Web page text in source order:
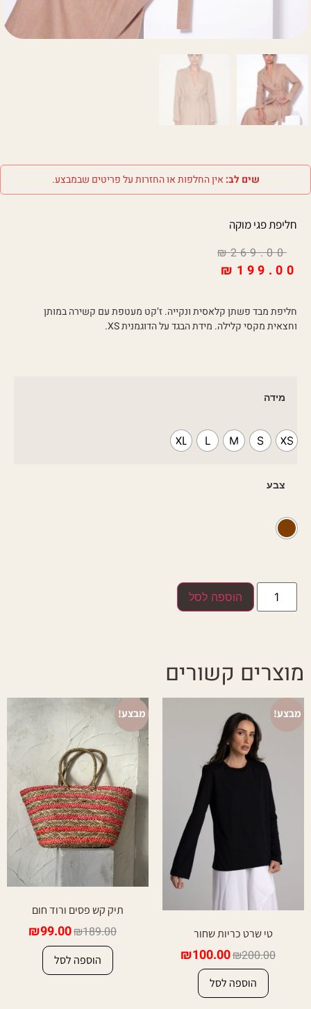
שים לב: אין החלפות או החזרות על פריטים שבמבצע.
חליפת פגי מוקה
₪269.00
₪ 199.00
חליפת מבד פשתן קלאסית ונקייה. ז’קט מעטפת עם קשירה במותן
וחצאית מקסי קלילה. מידת הבגד על הדוגמנית XS.
מידה
XS
S
M
L
XL
צבע
הוספה לסל
מוצרים קשורים
מבצע!
טי שרט כריות שחור
₪200.00
₪100.00
הוספה לסל
מבצע!
תיק קש פסים ורוד חום
₪189.00
₪99.00
הוספה לסל